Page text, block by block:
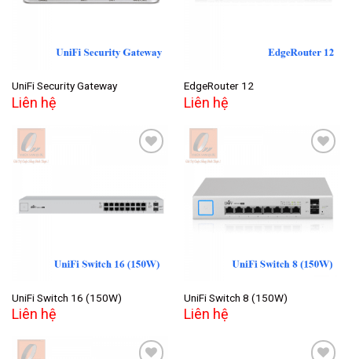
UniFi Security Gateway
Liên hệ
EdgeRouter 12
Liên hệ
wishlist
UniFi Switch 16 (150W)
Liên hệ
Add to
wishlist
UniFi Switch 8 (150W)
Liên hệ